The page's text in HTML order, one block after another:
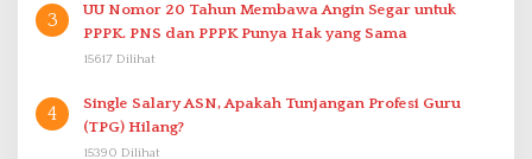
3
UU Nomor 20 Tahun Membawa Angin Segar untuk
PPPK. PNS dan PPPK Punya Hak yang Sama
15617 Dilihat
4
Single Salary ASN, Apakah Tunjangan Profesi Guru
(TPG) Hilang?
15390 Dilihat